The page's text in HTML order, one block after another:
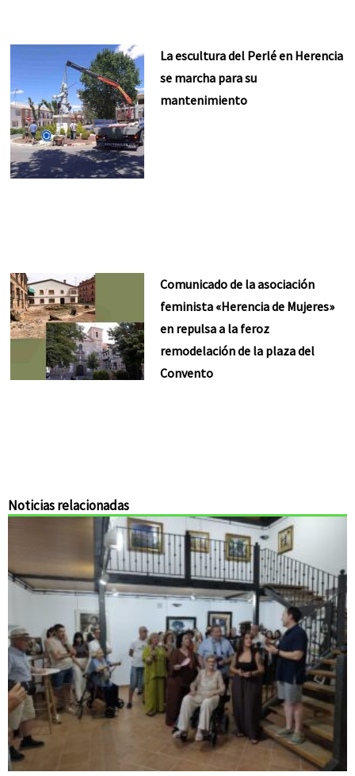
La escultura del Perlé en Herencia
se marcha para su
mantenimiento
Comunicado de la asociación
feminista «Herencia de Mujeres»
en repulsa a la feroz
remodelación de la plaza del
Convento
Noticias relacionadas